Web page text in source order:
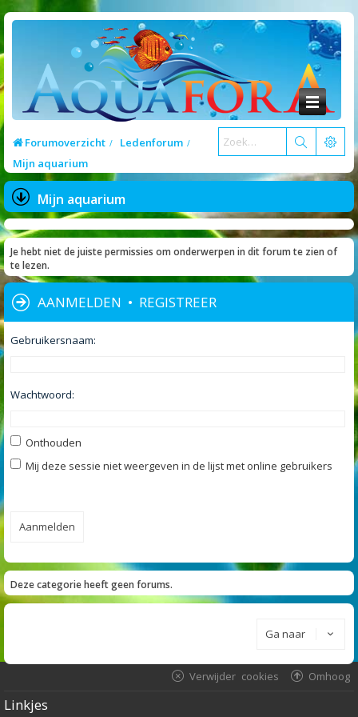
Forumoverzicht
Ledenforum
Mijn aquarium
Mijn aquarium
Je hebt niet de juiste permissies om onderwerpen in dit forum te zien of
te lezen.
AANMELDEN • REGISTREER
Gebruikersnaam:
Wachtwoord:
Onthouden
Mij deze sessie niet weergeven in de lijst met online gebruikers
Deze categorie heeft geen forums.
Ga naar
Omhoog
Verwijder cookies
Linkjes